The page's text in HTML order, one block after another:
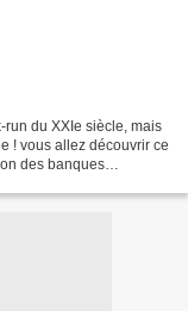
du XXIe siècle, mais
! vous allez découvrir ce
des banques